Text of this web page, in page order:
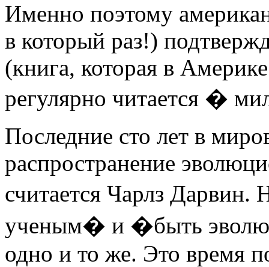
Именно поэтому
в который раз!)
(книга, которая в
регулярно читается �
Последние сто лет в
распространение
считается Чарлз
ученым� и �быть
одно и то же. Это время